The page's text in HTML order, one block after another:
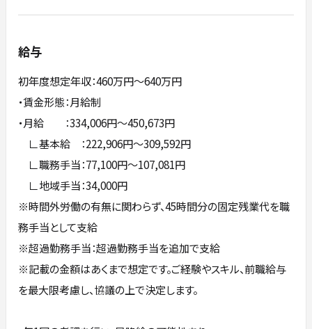
給与
初年度想定年収：460万円〜640万円
・賃金形態：月給制
・月給 ：334,006円～450,673円
∟基本給 ：222,906円～309,592円
∟職務手当：77,100円～107,081円
∟地域手当：34,000円
※時間外労働の有無に関わらず、45時間分の固定残業代を職
務手当として支給
※超過勤務手当：超過勤務手当を追加で支給
※記載の金額はあくまで想定です。ご経験やスキル、前職給与
を最大限考慮し、協議の上で決定します。